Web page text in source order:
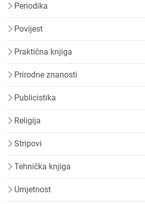
Periodika
Povijest
Praktična knjiga
Prirodne znanosti
Publicistika
Religija
Stripovi
Tehnička knjiga
Umjetnost